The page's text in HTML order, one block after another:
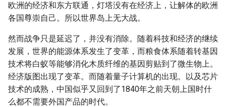
欧洲的经济和东方联通，灯塔没有在经济上，让解体的欧洲
各国尊崇自己。所以世界岛上无大战。
然而战争只是延迟了，并没有消除。随着科技和经济的继续
发展，世界的能源体系发生了变革，而粮食体系随着转基因
技术将白蚁等能够消化木质纤维的基因剪贴到了微生物上。
经济版图出现了变革。而随着量子计算机的出现。以及芯片
技术的成熟，中国似乎又回到了1840年之前天朝上国时什
么都不需要外国产品的时代。